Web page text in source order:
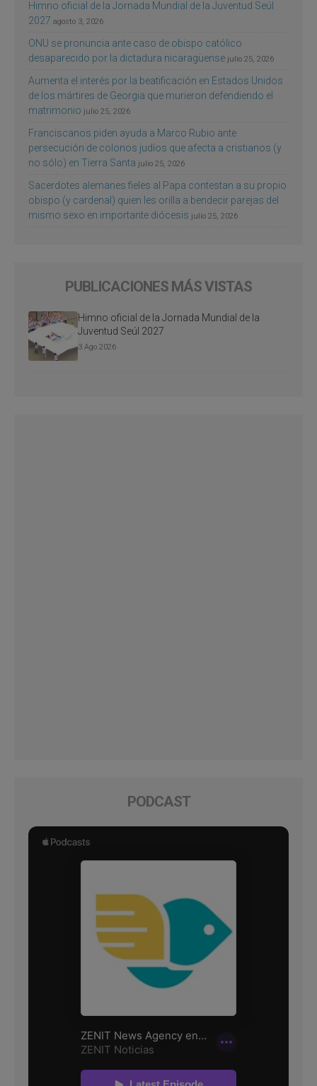
Himno oficial de la Jornada Mundial de la Juventud Seúl
2027 agosto 3, 2026
ONU se pronuncia ante caso de obispo católico
desaparecido por la dictadura nicaragüense julio 25, 2026
Aumenta el interés por la beatificación en Estados Unidos
de los mártires de Georgia que murieron defendiendo el
matrimonio julio 25, 2026
Franciscanos piden ayuda a Marco Rubio ante
persecución de colonos judíos que afecta a cristianos (y
no sólo) en Tierra Santa julio 25, 2026
Sacerdotes alemanes fieles al Papa contestan a su propio
obispo (y cardenal) quien les orilla a bendecir parejas del
mismo sexo en importante diócesis julio 25, 2026
PUBLICACIONES MÁS VISTAS
Himno oficial de la Jornada Mundial de la
Juventud Seúl 2027
3 Ago 2026
PODCAST